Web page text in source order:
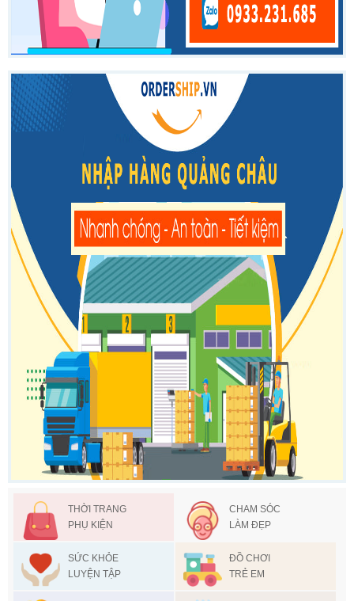
THỜI TRANG
PHỤ KIỆN
CHAM SÓC
LÀM ĐẸP
SỨC KHỎE
LUYỆN TẬP
ĐỒ CHƠI
TRẺ EM